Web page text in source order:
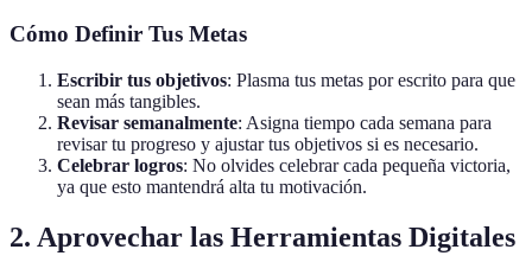
Cómo Definir Tus Metas
Escribir tus objetivos: Plasma tus metas por escrito para que
sean más tangibles.
Revisar semanalmente: Asigna tiempo cada semana para
revisar tu progreso y ajustar tus objetivos si es necesario.
Celebrar logros: No olvides celebrar cada pequeña victoria,
ya que esto mantendrá alta tu motivación.
2. Aprovechar las Herramientas Digitales